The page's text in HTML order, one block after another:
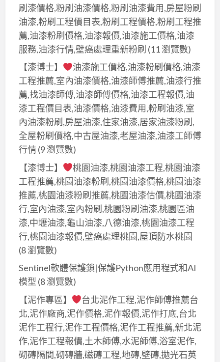
刷漆價格,粉刷油漆價格,粉刷油漆費用,房屋粉刷
油漆,粉刷工程價目表,粉刷工程價格,粉刷工程推
薦,油漆粉刷價格,油漆報價,油漆施工價格,油漆
服務,油漆行情,壁癌處理重新粉刷 (11 瀏覽數)
【漆博士】
油漆施工價格,油漆粉刷價格,油漆
工程推薦,室內油漆價格,油漆師傅推薦,油漆行推
薦,找油漆師傅,油漆師傅價格,油漆工程報價,油
漆工程價目表,油漆價格,油漆費用,粉刷油漆,室
內油漆粉刷,房屋油漆,住家油漆,居家油漆粉刷,
全屋粉刷價格,中古屋油漆,老屋油漆,油漆工師傅
行情(9 瀏覽數)
【漆博士】
桃園油漆,桃園油漆工程,桃園油漆
工程推薦,桃園油漆粉刷,桃園油漆價格,桃園油漆
推薦,桃園油漆粉刷推薦,桃園油漆估價,桃園油漆
行,室內油漆,室內粉刷,桃園粉刷油漆,桃園區油
漆,中壢油漆,龜山油漆,八德油漆,桃園油漆工程
行,桃園油漆報價,壁癌處理桃園,屋頂防水桃園
(8 瀏覽數)
Sentinel軟體保護鎖|保護Python應用程式和AI
模型 (8 瀏覽數)
【泥作專區】
台北泥作工程,泥作師傅推薦台
北,泥作廠商,泥作價格,泥作報價,泥作打底,台北
泥作工程行,泥作工程價格,泥作工程推薦,新北泥
作,泥作工程報價,土木師傅,水泥師傅,浴室泥作,
砌磚隔間,砌磚牆,磁磚工程,地磚,壁磚,拋光石英